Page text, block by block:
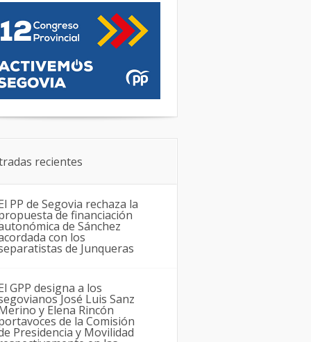
recientes
PP de Segovia rechaza la
de financiación
de Sánchez
con los
de Junqueras
GPP designa a los
José Luis Sanz
y Elena Rincón
de la Comisión
Presidencia y Movilidad